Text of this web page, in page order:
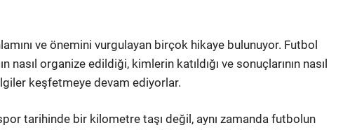
ve önemini vurgulayan birçok hikaye bulunuyor. Futbol
organize edildiği, kimlerin katıldığı ve sonuçlarının nasıl
keşfetmeye devam ediyorlar.
tarihinde bir kilometre taşı değil, aynı zamanda futbolun